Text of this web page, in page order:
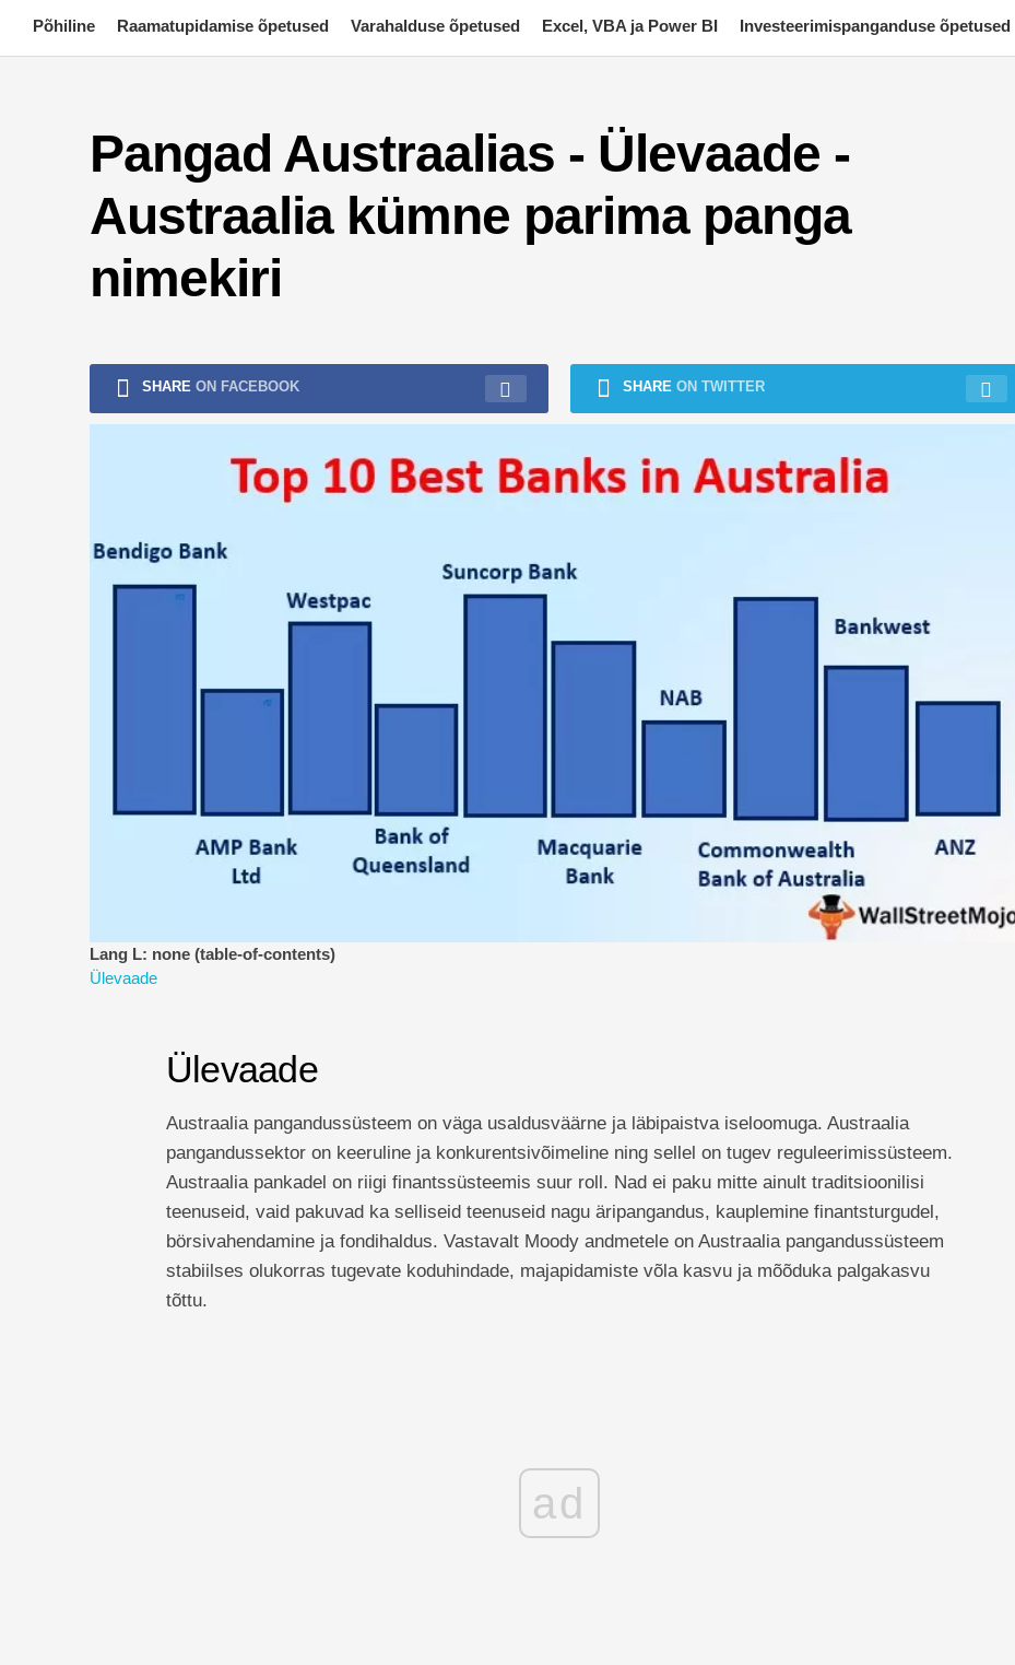
content
Põhiline Raamatupidamise õpetused Varahalduse õpetused Excel, VBA ja Power BI Investeerimispanganduse õpetused
Pangad Austraalias - Ülevaade -
Austraalia kümne parima panga
nimekiri
SHARE ON FACEBOOK SHARE ON TWITTER
Lang L: none (table-of-contents)
Ülevaade
Ülevaade
Austraalia pangandussüsteem on väga usaldusväärne ja läbipaistva iseloomuga. Austraalia
pangandussektor on keeruline ja konkurentsivõimeline ning sellel on tugev reguleerimissüsteem.
Austraalia pankadel on riigi finantssüsteemis suur roll. Nad ei paku mitte ainult traditsioonilisi
teenuseid, vaid pakuvad ka selliseid teenuseid nagu äripangandus, kauplemine finantsturgudel,
börsivahendamine ja fondihaldus. Vastavalt Moody andmetele on Austraalia pangandussüsteem
stabiilses olukorras tugevate koduhindade, majapidamiste võla kasvu ja mõõduka palgakasvu
tõttu.
ad